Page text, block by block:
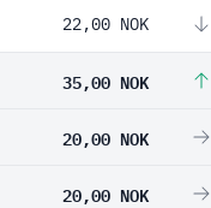
22,00 NOK
35,00 NOK
20,00 NOK
20,00 NOK